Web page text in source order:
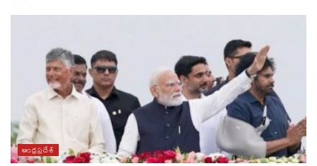
ఆంధ్రప్రదేశ్